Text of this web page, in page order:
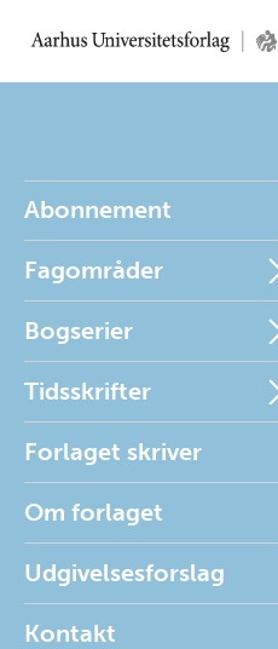
Abonnement
Fagområder
Bogserier
Tidsskrifter
Forlaget skriver
Om forlaget
Udgivelsesforslag
Kontakt